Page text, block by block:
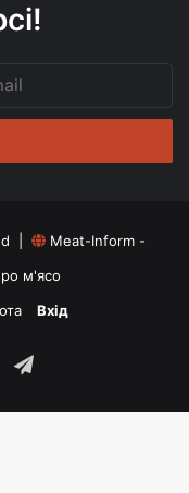
|
Meat-Inform -
м'ясо
Вхід